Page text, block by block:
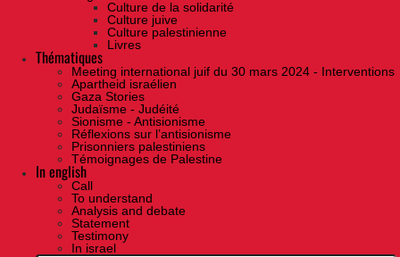
Culture de la solidarité
Culture juive
Culture palestinienne
Livres
Thématiques
Meeting international juif du 30 mars 2024 - Interventions
Apartheid israélien
Gaza Stories
Judaïsme - Judéité
Sionisme - Antisionisme
Réflexions sur l’antisionisme
Prisonniers palestiniens
Témoignages de Palestine
In english
Call
To understand
Analysis and debate
Statement
Testimony
In israel